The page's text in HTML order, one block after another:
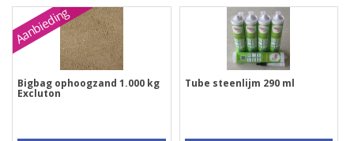
Aanbieding
Bigbag ophoogzand 1.000 kg
Excluton
Tube steenlijm 290 ml